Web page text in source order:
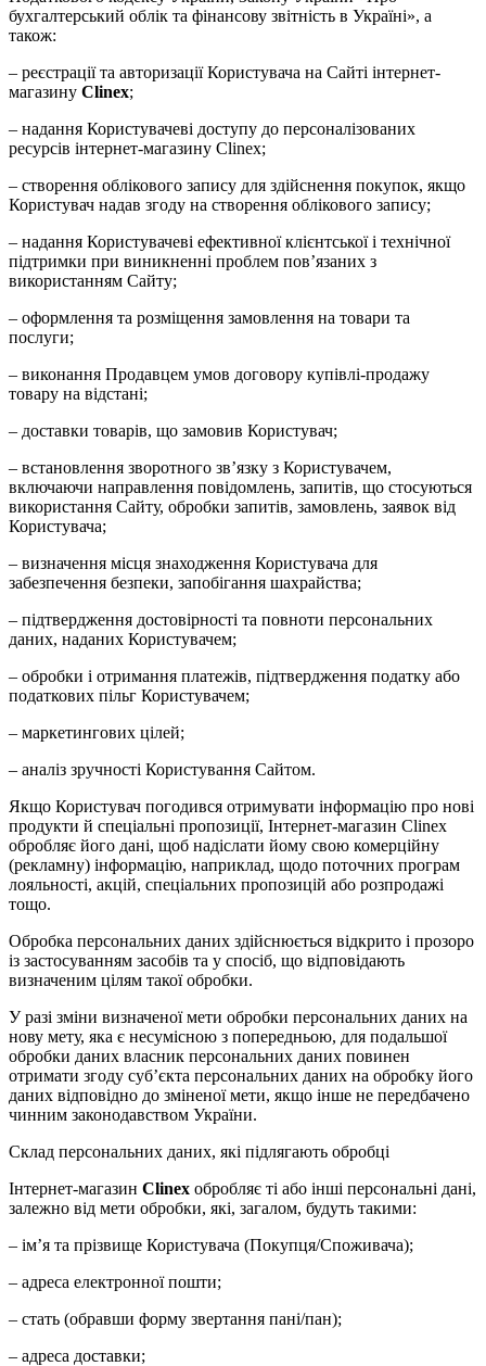
бухгалтерський облік та фінансову звітність в Україні», а
також:
– реєстрації та авторизації Користувача на Сайті інтернет-
магазину Clinex;
– надання Користувачеві доступу до персоналізованих
ресурсів інтернет-магазину Clinex;
– створення облікового запису для здійснення покупок, якщо
Користувач надав згоду на створення облікового запису;
– надання Користувачеві ефективної клієнтської і технічної
підтримки при виникненні проблем пов’язаних з
використанням Сайту;
– оформлення та розміщення замовлення на товари та
послуги;
– виконання Продавцем умов договору купівлі-продажу
товару на відстані;
– доставки товарів, що замовив Користувач;
– встановлення зворотного зв’язку з Користувачем,
включаючи направлення повідомлень, запитів, що стосуються
використання Сайту, обробки запитів, замовлень, заявок від
Користувача;
– визначення місця знаходження Користувача для
забезпечення безпеки, запобігання шахрайства;
– підтвердження достовірності та повноти персональних
даних, наданих Користувачем;
– обробки і отримання платежів, підтвердження податку або
податкових пільг Користувачем;
– маркетингових цілей;
– аналіз зручності Користування Сайтом.
Якщо Користувач погодився отримувати інформацію про нові
продукти й спеціальні пропозиції, Інтернет-магазин Clinex
обробляє його дані, щоб надіслати йому свою комерційну
(рекламну) інформацію, наприклад, щодо поточних програм
лояльності, акцій, спеціальних пропозицій або розпродажі
тощо.
Обробка персональних даних здійснюється відкрито і прозоро
із застосуванням засобів та у спосіб, що відповідають
визначеним цілям такої обробки.
У разі зміни визначеної мети обробки персональних даних на
нову мету, яка є несумісною з попередньою, для подальшої
обробки даних власник персональних даних повинен
отримати згоду суб’єкта персональних даних на обробку його
даних відповідно до зміненої мети, якщо інше не передбачено
чинним законодавством України.
Склад персональних даних, які підлягають обробці
Інтернет-магазин Clinex обробляє ті або інші персональні дані,
залежно від мети обробки, які, загалом, будуть такими:
– ім’я та прізвище Користувача (Покупця/Споживача);
– адреса електронної пошти;
– стать (обравши форму звертання пані/пан);
– адреса доставки;